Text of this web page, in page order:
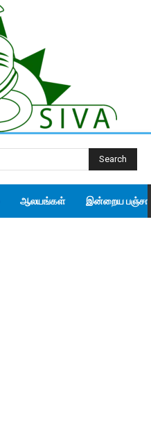
Search
ஆலயங்கள் இன்றைய